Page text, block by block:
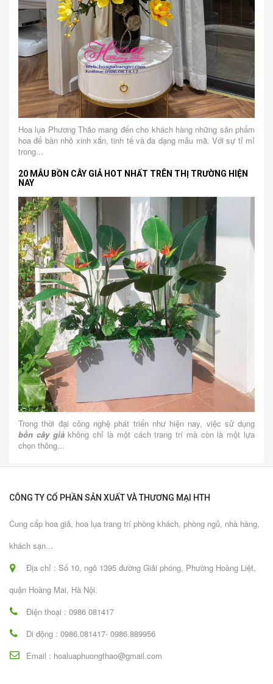
Hoa lụa Phương Thảo mang đến cho khách hàng những sản phẩm
hoa để bàn nhỏ xinh xắn, tinh tế và đa dạng mẫu mã. Với sự tỉ mỉ
trong...
20 MẪU BỒN CÂY GIẢ HOT NHẤT TRÊN THỊ TRƯỜNG HIỆN
NAY
Trong thời đại công nghệ phát triển như hiện nay, việc sử dụng
bồn cây giảkhông chỉ là một cách trang trí mà còn là một lựa
chọn thông...
CÔNG TY CỔ PHẦN SẢN XUẤT VÀ THƯƠNG MẠI HTH
Cung cấp hoa giả, hoa lụa trang trí phòng khách, phòng ngủ, nhà hàng,
khách sạn...
Địa chỉ : Số 10, ngõ 1395 đường Giải phóng, Phường Hoàng Liệt,
quận Hoàng Mai, Hà Nội.
Điện thoại : 0986 081417
Di động : 0986.081417- 0986.889956
Email : hoaluaphuongthao@gmail.com